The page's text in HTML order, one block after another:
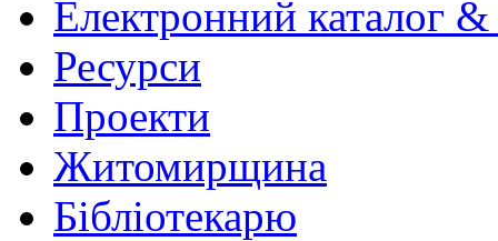
Електронний каталог
Ресурси
Проекти
Житомирщина
Бібліотекарю